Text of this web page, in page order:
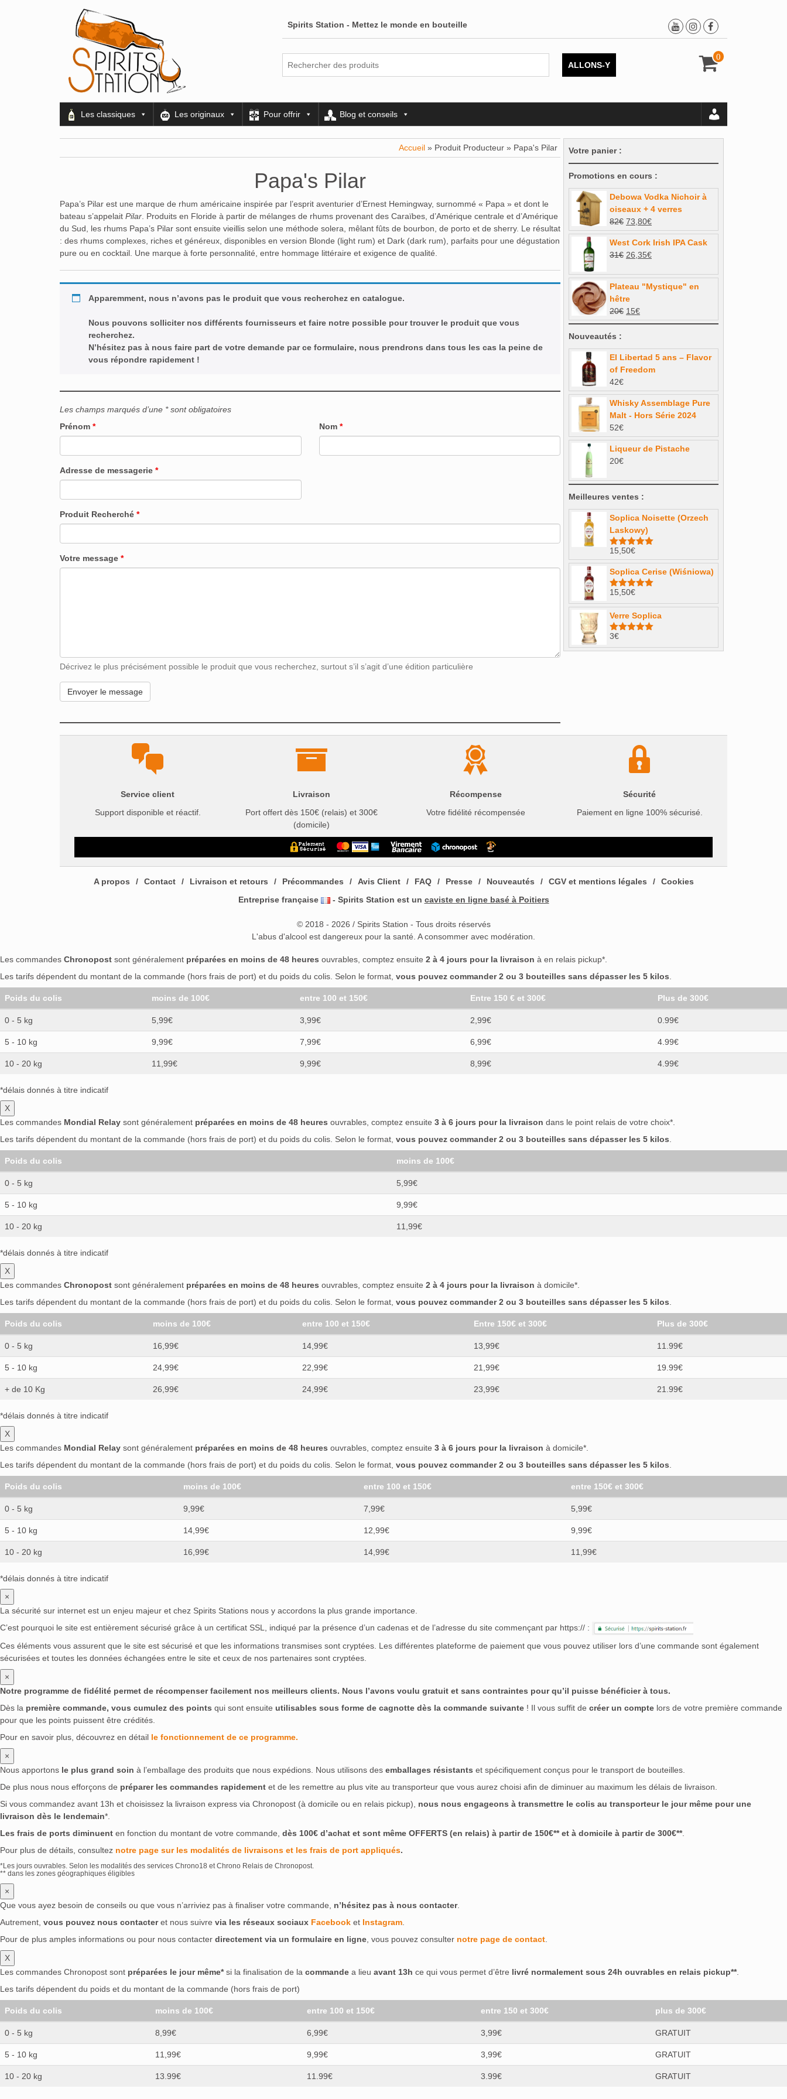
Spirits Station - Mettez le monde en bouteille
0
ALLONS-Y
Les classiques Les originaux Pour offrir Blog et conseils
Accueil » Produit Producteur » Papa's Pilar
Papa's Pilar
Papa’s Pilar est une marque de rhum américaine inspirée par l’esprit aventurier d’Ernest Hemingway, surnommé « Papa » et dont le
bateau s’appelait Pilar . Produits en Floride à partir de mélanges de rhums provenant des Caraïbes, d’Amérique centrale et d’Amérique
du Sud, les rhums Papa’s Pilar sont ensuite vieillis selon une méthode solera, mêlant fûts de bourbon, de porto et de sherry. Le résultat
: des rhums complexes, riches et généreux, disponibles en version Blonde (light rum) et Dark (dark rum), parfaits pour une dégustation
pure ou en cocktail. Une marque à forte personnalité, entre hommage littéraire et exigence de qualité.
Apparemment, nous n’avons pas le produit que vous recherchez en catalogue.
Nous pouvons solliciter nos différents fournisseurs et faire notre possible pour trouver le produit que vous
recherchez.
N’hésitez pas à nous faire part de votre demande par ce formulaire, nous prendrons dans tous les cas la peine de
vous répondre rapidement !
Les champs marqués d’une * sont obligatoires
Prénom * Nom *
Adresse de messagerie *
Produit Recherché *
Votre message *
Décrivez le plus précisément possible le produit que vous recherchez, surtout s’il s’agit d’une édition particulière
Votre panier :
Promotions en cours :
Debowa Vodka Nichoir à
oiseaux + 4 verres
82€ Le
prix
initial
était :
73,80€Le
prix
actuel
est :
West Cork Irish IPA Cask
31€ Le
initial
était :
31€.
26,35€Le
actuel
est :
Plateau "Mystique" en
hêtre
20€ Le
prix
était :
20€.
15€Le
prix
est :
15€.
Nouveautés :
El Libertad 5 ans – Flavor
of Freedom
42€
Whisky Assemblage Pure
Malt - Hors Série 2024
52€
Liqueur de Pistache
20€
Meilleures ventes :
Soplica Noisette (Orzech
Laskowy)
Note4.98
sur 5
15,50€
Soplica Cerise (Wiśniowa)
Note5.00
sur 5
15,50€
Verre Soplica
Note
sur 5
3€
Service client
Support disponible et réactif.
Livraison
Port offert dès 150€ (relais) et 300€
(domicile)
Récompense
Votre fidélité récompensée
Sécurité
Paiement en ligne 100% sécurisé.
A propos Contact Livraison et retours Précommandes Avis Client FAQ Presse Nouveautés CGV et mentions légales
Cookies
Entreprise française
- Spirits Station est un caviste en ligne basé à Poitiers
© 2018 - 2026 / Spirits Station - Tous droits réservés
L'abus d'alcool est dangereux pour la santé. A consommer avec modération.
Les commandes Chronopost sont généralement préparées en moins de 48 heures ouvrables, comptez ensuite 2 à 4 jours pour la livraison à en relais pickup*.
Les tarifs dépendent du montant de la commande (hors frais de port) et du poids du colis. Selon le format, vous pouvez commander 2 ou 3 bouteilles sans dépasser les 5 kilos
Poids du colis moins de 100€ entre 100 et 150€ Entre 150 € et 300€ Plus de 300€
0 - 5 kg 5,99€ 3,99€ 2,99€ 0.99€
5 - 10 kg 9,99€ 7,99€ 6,99€ 4.99€
10 - 20 kg 11,99€ 9,99€ 8,99€ 4.99€
*délais donnés à titre indicatif
X
Les commandes Mondial Relay sont généralement préparées en moins de 48 heures ouvrables, comptez ensuite 3 à 6 jours pour la livraison dans le point relais de votre choix*.
Les tarifs dépendent du montant de la commande (hors frais de port) et du poids du colis. Selon le format, vous pouvez commander 2 ou 3 bouteilles sans dépasser les 5 kilos
Poids du colis moins de 100€
0 - 5 kg 5,99€
5 - 10 kg 9,99€
10 - 20 kg 11,99€
*délais donnés à titre indicatif
X
Les commandes Chronopost sont généralement préparées en moins de 48 heures ouvrables, comptez ensuite 2 à 4 jours pour la livraison à domicile*.
Les tarifs dépendent du montant de la commande (hors frais de port) et du poids du colis. Selon le format, vous pouvez commander 2 ou 3 bouteilles sans dépasser les 5 kilos
Poids du colis moins de 100€ entre 100 et 150€ Entre 150€ et 300€ Plus de 300€
0 - 5 kg 16,99€ 14,99€ 13,99€ 11.99€
5 - 10 kg 24,99€ 22,99€ 21,99€ 19.99€
+ de 10 Kg 26,99€ 24,99€ 23,99€ 21.99€
*délais donnés à titre indicatif
X
Les commandes Mondial Relay sont généralement préparées en moins de 48 heures ouvrables, comptez ensuite 3 à 6 jours pour la livraison à domicile*.
Les tarifs dépendent du montant de la commande (hors frais de port) et du poids du colis. Selon le format, vous pouvez commander 2 ou 3 bouteilles sans dépasser les 5 kilos
Poids du colis moins de 100€ entre 100 et 150€ entre 150€ et 300€
0 - 5 kg 9,99€ 7,99€ 5,99€
5 - 10 kg 14,99€ 12,99€ 9,99€
10 - 20 kg 16,99€ 14,99€ 11,99€
*délais donnés à titre indicatif
×
La sécurité sur internet est un enjeu majeur et chez Spirits Stations nous y accordons la plus grande importance.
C’est pourquoi le site est entièrement sécurisé grâce à un certificat SSL, indiqué par la présence d’un cadenas et de l’adresse du site commençant par https:// :
Ces éléments vous assurent que le site est sécurisé et que les informations transmises sont cryptées. Les différentes plateforme de paiement que vous pouvez utiliser lors d’une commande sont également
sécurisées et toutes les données échangées entre le site et ceux de nos partenaires sont cryptées.
×
Notre programme de fidélité permet de récompenser facilement nos meilleurs clients. Nous l’avons voulu gratuit et sans contraintes pour qu’il puisse bénéficier à tous.
Dès la première commande, vous cumulez des points qui sont ensuite utilisables sous forme de cagnotte dès la commande suivante ! Il vous suffit de créer un compte lors de votre première commande
pour que les points puissent être crédités.
Pour en savoir plus, découvrez en détail le fonctionnement de ce programme.
×
Nous apportons le plus grand soin à l’emballage des produits que nous expédions. Nous utilisons des emballages résistants et spécifiquement conçus pour le transport de bouteilles.
De plus nous nous efforçons de préparer les commandes rapidement et de les remettre au plus vite au transporteur que vous aurez choisi afin de diminuer au maximum les délais de livraison.
Si vous commandez avant 13h et choisissez la livraison express via Chronopost (à domicile ou en relais pickup), nous nous engageons à transmettre le colis au transporteur le jour même pour une
livraison dès le lendemain*.
Les frais de ports diminuent en fonction du montant de votre commande, dès 100€ d’achat et sont même OFFERTS (en relais) à partir de 150€** et à domicile à partir de 300€**.
Pour plus de détails, consultez notre page sur les modalités de livraisons et les frais de port appliqués.
*Les jours ouvrables. Selon les modalités des services Chrono18 et Chrono Relais de Chronopost.
** dans les zones géographiques éligibles
×
Que vous ayez besoin de conseils ou que vous n’arriviez pas à finaliser votre commande, n’hésitez pas à nous contacter.
Autrement, vous pouvez nous contacteret nous suivre via les réseaux sociaux Facebook et Instagram
Pour de plus amples informations ou pour nous contacter directement via un formulaire en ligne , vous pouvez consulter notre page de contact
X
Les commandes Chronopost sont préparées le jour même*si la finalisation de la commande a lieu avant 13h ce qui vous permet d’être livré normalement sous 24h ouvrables en relais pickup**.
Les tarifs dépendent du poids et du montant de la commande (hors frais de port)
Poids du colis moins de 100€ entre 100 et 150€ entre 150 et 300€ plus de 300€
0 - 5 kg 8,99€ 6,99€ 3,99€ GRATUIT
5 - 10 kg 11,99€ 9,99€ 3,99€ GRATUIT
10 - 20 kg 13.99€ 11.99€ 3.99€ GRATUIT